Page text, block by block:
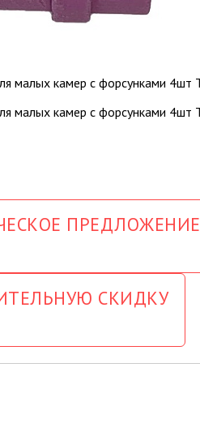
ПРЕДЛОЖЕНИЕ
СКИДКУ